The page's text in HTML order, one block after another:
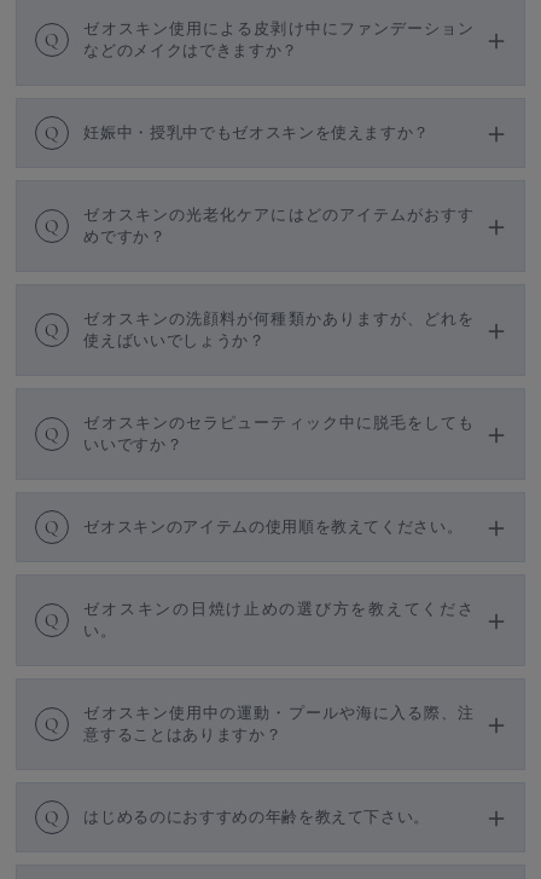
Q
ゼオスキン使用による皮剥け中にファンデーション
などのメイクはできますか？
Q 妊娠中・授乳中でもゼオスキンを使えますか？
Q
ゼオスキンの光老化ケアにはどのアイテムがおすす
めですか？
Q
ゼオスキンの洗顔料が何種類かありますが、どれを
使えばいいでしょうか？
Q
ゼオスキンのセラピューティック中に脱毛をしても
いいですか？
Q ゼオスキンのアイテムの使用順を教えてください。
Q
ゼオスキンの日焼け止めの選び方を教えてくださ
い。
Q
ゼオスキン使用中の運動・プールや海に入る際、注
意することはありますか？
Q はじめるのにおすすめの年齢を教えて下さい。